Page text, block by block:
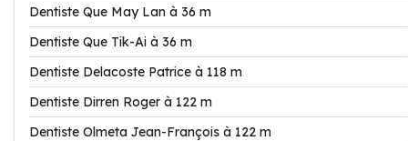
Dentiste Que May Lan à 36 m
Dentiste Que Tik-Ai à 36 m
Dentiste Delacoste Patrice à 118 m
Dentiste Dirren Roger à 122 m
Dentiste Olmeta Jean-François à 122 m